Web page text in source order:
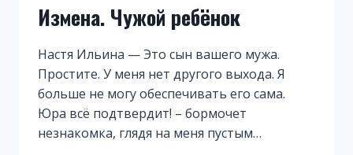
Измена. Чужой ребёнок
Настя Ильина — Это сын вашего мужа.
Простите. У меня нет другого выхода. Я
больше не могу обеспечивать его сама.
Юра всё подтвердит! – бормочет
незнакомка, глядя на меня пустым…